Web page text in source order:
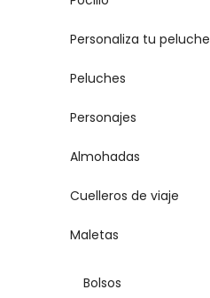
Personaliza tu peluche
Peluches
Personajes
Almohadas
Cuelleros de viaje
Maletas
Bolsos